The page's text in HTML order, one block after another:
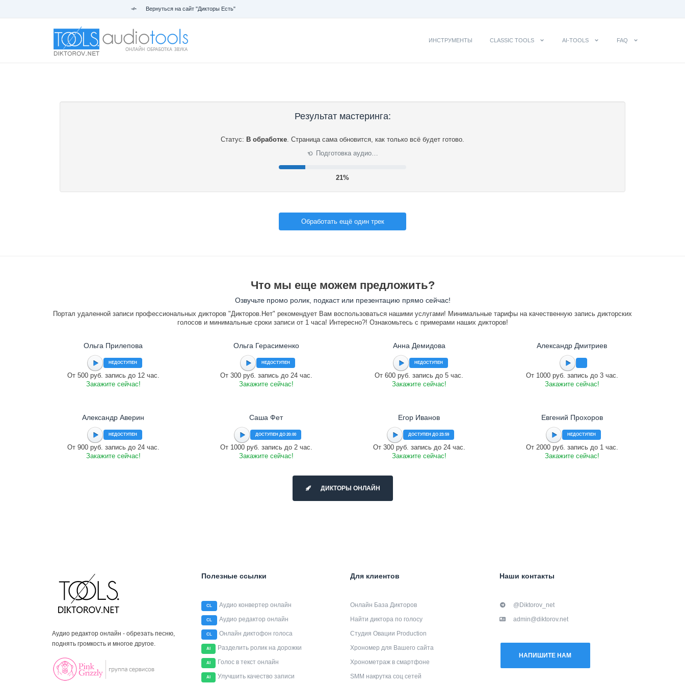
Вернуться на сайт "Дикторы Есть"
ИНСТРУМЕНТЫ CLASSIC TOOLS AI-TOOLS FAQ
Результат мастеринга:
Статус: В обработке. Страница сама обновится, как только всё будет готово.
⟳ Подготовка аудио…
22%
Обработать ещё один трек
Что мы еще можем предложить?
Озвучьте промо ролик, подкаст или презентацию прямо сейчас!
Портал удаленной записи профессиональных дикторов "Дикторов.Нет" рекомендует Вам воспользоваться нашими услугами! Минимальные тарифы на качественную запись дикторских
голосов и минимальные сроки записи от 1 часа! Интересно?! Ознакомьтесь с примерами наших дикторов!
Ольга Прилепова
НЕДОСТУПЕН
От 500 руб. запись до 12 час.
Закажите сейчас!
Ольга Герасименко
НЕДОСТУПЕН
От 300 руб. запись до 24 час.
Закажите сейчас!
Анна Демидова
НЕДОСТУПЕН
От 600 руб. запись до 5 час.
Закажите сейчас!
Александр Дмитриев
От 1000 руб. запись до 3 час.
Закажите сейчас!
Александр Аверин
НЕДОСТУПЕН
От 900 руб. запись до 24 час.
Закажите сейчас!
Саша Фет
ДОСТУПЕН ДО 20:00
От 1000 руб. запись до 2 час.
Закажите сейчас!
Егор Иванов
ДОСТУПЕН ДО 23:59
От 300 руб. запись до 24 час.
Закажите сейчас!
Евгений Прохоров
НЕДОСТУПЕН
От 2000 руб. запись до 1 час.
Закажите сейчас!
ДИКТОРЫ ОНЛАЙН
Аудио редактор онлайн - обрезать песню,
поднять громкость и многое другое.
Полезные ссылки
CL Аудио конвертер онлайн
CL Аудио редактор онлайн
CL Онлайн диктофон голоса
AI Разделить ролик на дорожки
AI Голос в текст онлайн
AI Улучшить качество записи
Для клиентов
Онлайн База Дикторов
Найти диктора по голосу
Студия Овации Production
Хрономер для Вашего сайта
Хронометраж в смартфоне
SMM накрутка соц сетей
Наши контакты
@Diktorov_net
admin@diktorov.net
НАПИШИТЕ НАМ